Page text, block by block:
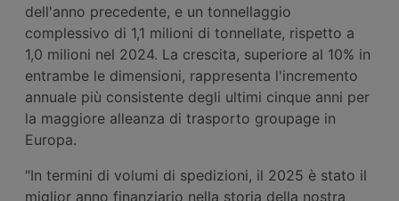
dell'anno precedente, e un tonnellaggio
complessivo di 1,1 milioni di tonnellate, rispetto a
1,0 milioni nel 2024. La crescita, superiore al 10% in
entrambe le dimensioni, rappresenta l'incremento
annuale più consistente degli ultimi cinque anni per
la maggiore alleanza di trasporto groupage in
Europa.
"In termini di volumi di spedizioni, il 2025 è stato il
miglior anno finanziario nella storia della nostra